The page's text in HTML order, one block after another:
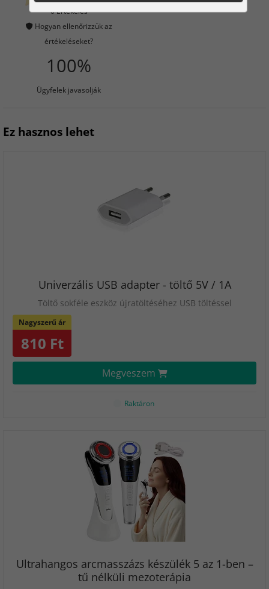
0 Értékelés
Hogyan ellenőrizzük az
értékeléseket?
100%
Ügyfelek javasolják
Ez hasznos lehet
Univerzális USB adapter - töltő 5V / 1A
Töltő sokféle eszköz újratöltéséhez USB töltéssel
Nagyszerű ár
810 Ft
Megveszem
Raktáron
Ultrahangos arcmasszázs készülék 5 az 1-ben –
tű nélküli mezoterápia